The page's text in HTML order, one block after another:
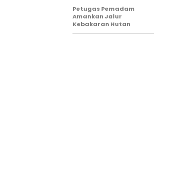
Petugas Pemadam
Amankan Jalur
Kebakaran Hutan